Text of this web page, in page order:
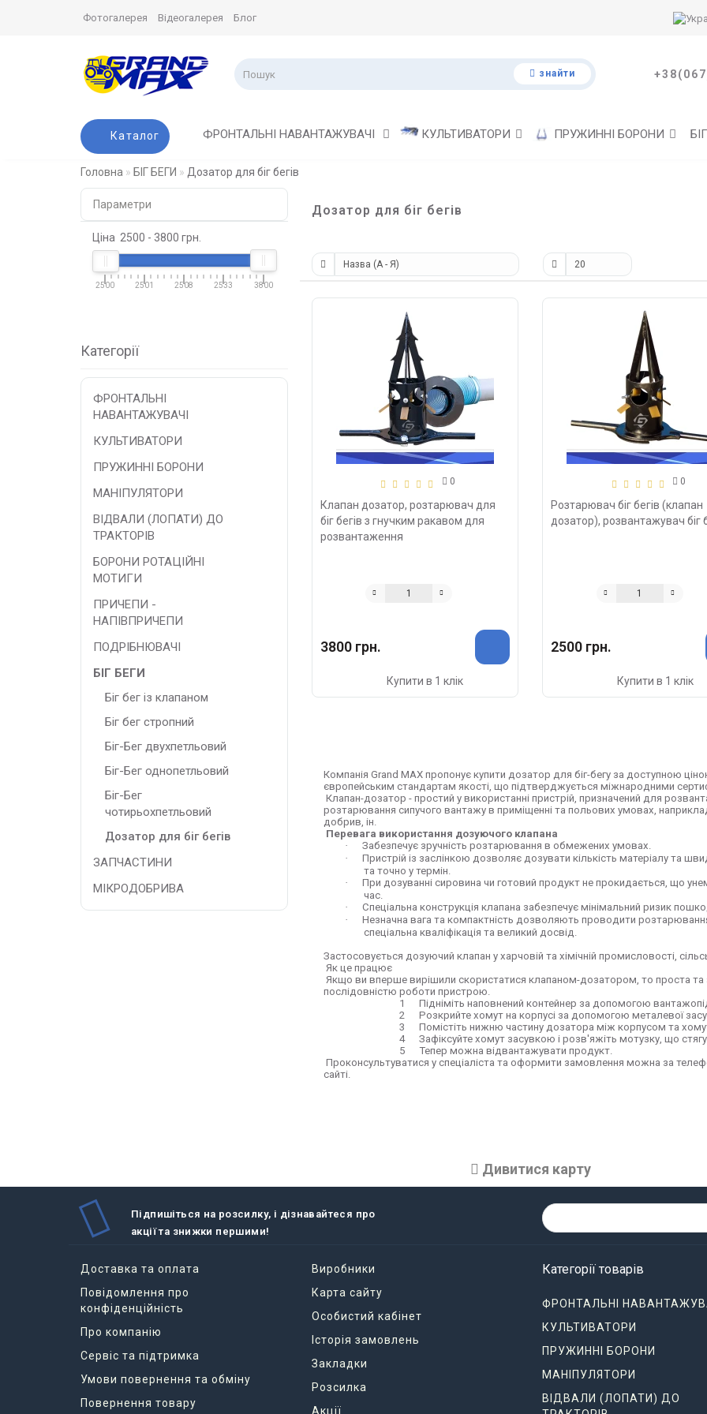
Фотогалерея Відеогалерея Блог
знайти
Каталог ФРОНТАЛЬНІ НАВАНТАЖУВАЧІ КУЛЬТИВАТОРИ ПРУЖИННІ БОРОНИ
Головна БІГ БЕГИ Дозатор для біг бегів
Параметри
Ціна 2500 - 3800 грн.
2500 2501 2508 2533 3800
Категорії
ФРОНТАЛЬНІ
НАВАНТАЖУВАЧІ
КУЛЬТИВАТОРИ
ПРУЖИННІ БОРОНИ
МАНІПУЛЯТОРИ
ВІДВАЛИ (ЛОПАТИ) ДО
ТРАКТОРІВ
БОРОНИ РОТАЦІЙНІ
МОТИГИ
ПРИЧЕПИ -
НАПІВПРИЧЕПИ
ПОДРІБНЮВАЧІ
БІГ БЕГИ
Біг бег із клапаном
Біг бег стропний
Біг-Бег двухпетльовий
Біг-Бег однопетльовий
Біг-Бег
чотирьохпетльовий
Дозатор для біг бегів
ЗАПЧАСТИНИ
МІКРОДОБРИВА
Дозатор для біг бегів
0
Клапан дозатор, розтарювач для
біг бегів з гнучким ракавом для
розвантаження
3800 грн.
Купити в 1 клік
0
Розтарювач біг бегів (клапан
дозатор), розвантажувач біг
2500 грн.
Купити в 1 клік
Компанія Grand MAX пропонує купити дозатор для біг-бегу за доступною
європейським стандартам якості, що підтверджується міжнародними
Клапан-дозатор - простий у використанні пристрій, призначений для
розтарювання сипучого вантажу в приміщенні та польових умовах,
добрив, ін.
Перевага використання дозуючого клапана
·
Забезпечує зручність розтарювання в обмежених умовах.
·
Пристрій із заслінкою дозволяє дозувати кількість матеріалу та
та точно у термін.
·
При дозуванні сировина чи готовий продукт не прокидається, що
час.
·
Спеціальна конструкція клапана забезпечує мінімальний ризик
·
Незначна вага та компактність дозволяють проводити
спеціальна кваліфікація та великий досвід.
Застосовується дозуючий клапан у харчовій та хімічній промисловості,
Як це працює
Якщо ви вперше вирішили скористатися клапаном-дозатором, то проста
послідовністю роботи пристрою.
1
Підніміть наповнений контейнер за допомогою
2
Розкрийте хомут на корпусі за допомогою металевої
3
Помістіть нижню частину дозатора між корпусом та
4
Зафіксуйте хомут засувкою і розв'яжіть мотузку, що
5
Тепер можна відвантажувати продукт.
Проконсультуватися у спеціаліста та оформити замовлення можна за
сайті.
Дивитися карту
Підпишіться на розсилку, і дізнавайтеся про
акції та знижки першими!
Доставка та оплата
Повідомлення про
конфіденційність
Про компанію
Сервіс та підтримка
Умови повернення та обміну
Повернення товару
Виробники
Карта сайту
Особистий кабінет
Історія замовлень
Закладки
Розсилка
Акції
Категорії товарів
ФРОНТАЛЬНІ
КУЛЬТИВАТОРИ
ПРУЖИННІ БОРОНИ
МАНІПУЛЯТОРИ
ВІДВАЛИ (ЛОПАТИ) ДО